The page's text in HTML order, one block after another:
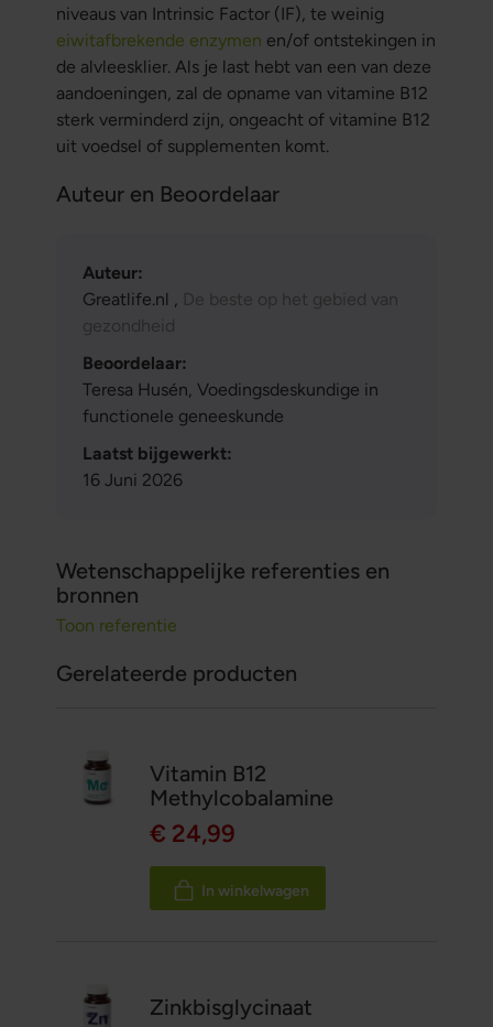
niveaus van Intrinsic Factor (IF), te weinig
eiwitafbrekende enzymen en/of ontstekingen in
de alvleesklier. Als je last hebt van een van deze
aandoeningen, zal de opname van vitamine B12
sterk verminderd zijn, ongeacht of vitamine B12
uit voedsel of supplementen komt.
Auteur en Beoordelaar
Auteur:
Greatlife.nl , De beste op het gebied van
gezondheid
Beoordelaar:
Teresa Husén, Voedingsdeskundige in
functionele geneeskunde
Laatst bijgewerkt:
16 Juni 2026
Wetenschappelijke referenties en
bronnen
Toon referentie
Gerelateerde producten
Vitamin B12
Methylcobalamine
€ 24,99
In winkelwagen
Zinkbisglycinaat